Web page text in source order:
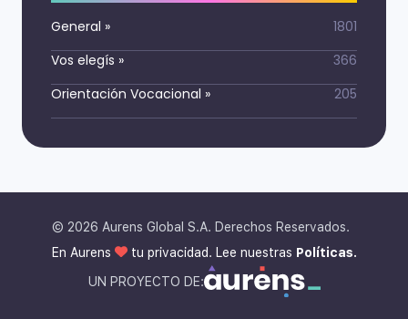
General »
1801
Vos elegís »
366
Orientación Vocacional » 205
© 2026 Aurens Global S.A. Derechos Reservados.
En Aurens
tu privacidad. Lee nuestras Políticas.
UN PROYECTO DE: